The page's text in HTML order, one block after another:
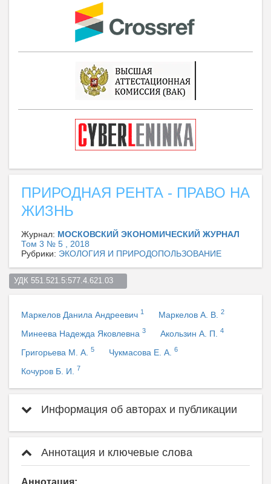
ПРИРОДНАЯ РЕНТА - ПРАВО НА
ЖИЗНЬ
Журнал: МОСКОВСКИЙ ЭКОНОМИЧЕСКИЙ ЖУРНАЛ
Том 3 № 5 , 2018
Рубрики: ЭКОЛОГИЯ И ПРИРОДОПОЛЬЗОВАНИЕ
УДК 551.521.5:577.4.621.03
Маркелов Данила Андреевич 1 Маркелов А. В. 2
Минеева Надежда Яковлевна 3 Акользин А. П. 4
Григорьева М. А. 5 Чукмасова Е. А. 6
Кочуров Б. И. 7
Информация об авторах и публикации
Аннотация и ключевые слова
Аннотация: